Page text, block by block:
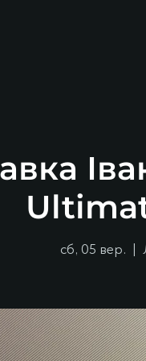
сб, 05 вер.
  |